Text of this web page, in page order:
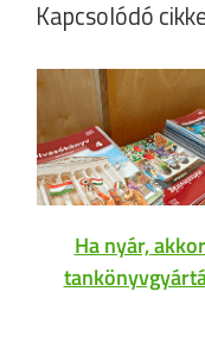
Kapcsolódó
Ha nyár, akkor